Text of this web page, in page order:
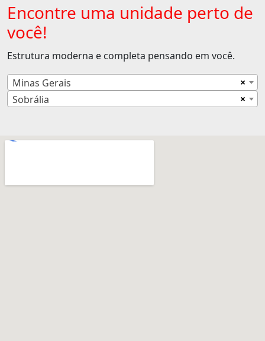
Encontre uma unidade perto de
você!
Estrutura moderna e completa pensando em você.
×
Minas Gerais
×
Sobrália